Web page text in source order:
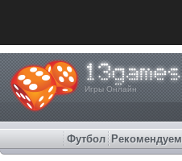
Игры Онлайн
Футбол Рекомендуем